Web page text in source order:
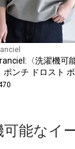
〈洗濯機可
ポンチ ドロスト
バー
可能なイ